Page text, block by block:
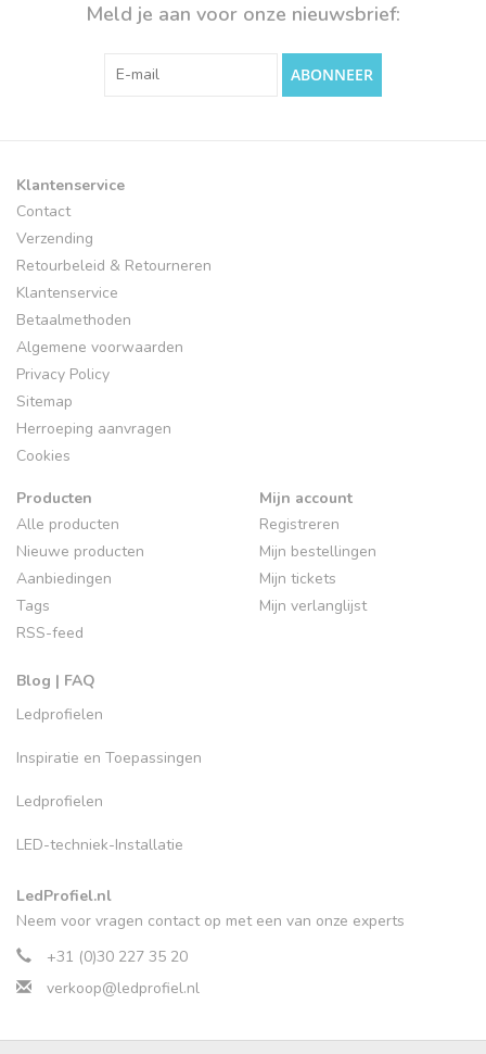
Meld je aan voor onze nieuwsbrief:
ABONNEER
Klantenservice
Contact
Verzending
Retourbeleid & Retourneren
Klantenservice
Betaalmethoden
Algemene voorwaarden
Privacy Policy
Sitemap
Herroeping aanvragen
Cookies
Producten
Alle producten
Nieuwe producten
Aanbiedingen
Tags
RSS-feed
Blog | FAQ
Ledprofielen
Inspiratie en Toepassingen
Ledprofielen
LED-techniek-Installatie
Mijn account
Registreren
Mijn bestellingen
Mijn tickets
Mijn verlanglijst
LedProfiel.nl
Neem voor vragen contact op met een van onze experts
+31 (0)30 227 35 20
verkoop@ledprofiel.nl